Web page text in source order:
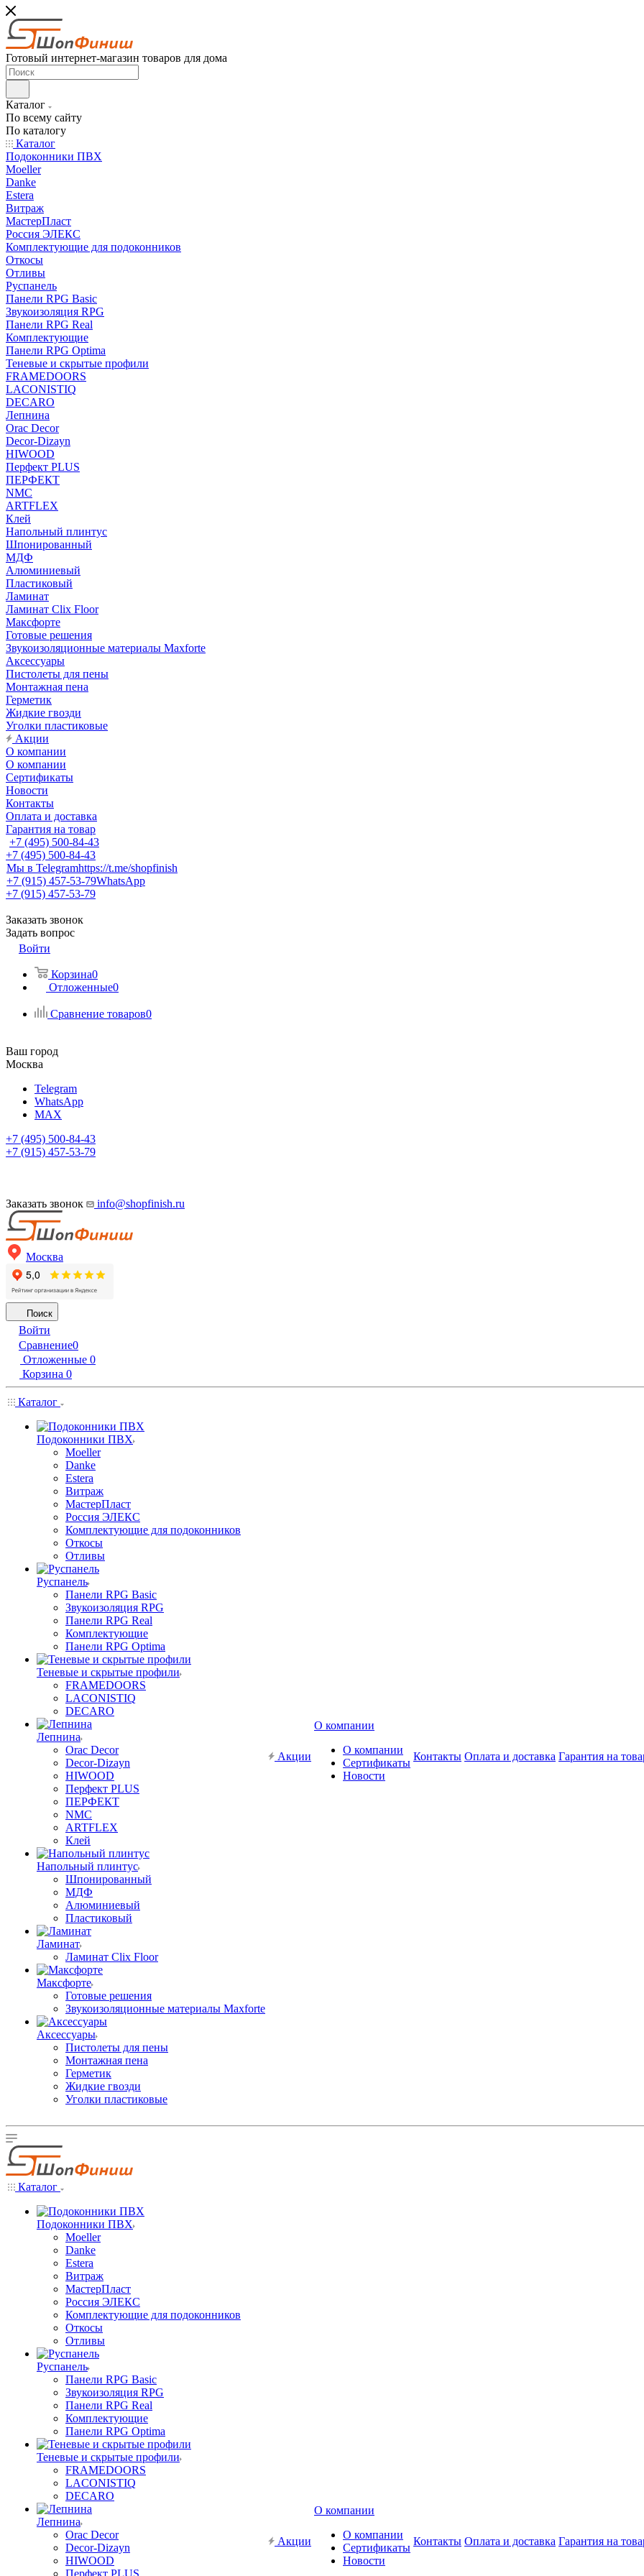
Готовый интернет-магазин товаров для дома
Каталог
По всему сайту
По каталогу
Каталог
Подоконники ПВХ
Moeller
Danke
Estera
Витраж
МастерПласт
Россия ЭЛЕКС
Комплектующие для подоконников
Откосы
Отливы
Руспанель
Панели RPG Basic
Звукоизоляция RPG
Панели RPG Real
Комплектующие
Панели RPG Optima
Теневые и скрытые профили
FRAMEDOORS
LACONISTIQ
DECARO
Лепнина
Orac Decor
Decor-Dizayn
HIWOOD
Перфект PLUS
ПЕРФЕКТ
NMC
ARTFLEX
Клей
Напольный плинтус
Шпонированный
МДФ
Алюминиевый
Пластиковый
Ламинат
Ламинат Clix Floor
Максфорте
Готовые решения
Звукоизоляционные материалы Maxforte
Аксессуары
Пистолеты для пены
Монтажная пена
Герметик
Жидкие гвозди
Уголки пластиковые
Акции
О компании
О компании
Сертификаты
Новости
Контакты
Оплата и доставка
Гарантия на товар
+7 (495) 500-84-43
+7 (495) 500-84-43
Мы в Telegramhttps://t.me/shopfinish
+7 (915) 457-53-79WhatsApp
+7 (915) 457-53-79
Заказать звонок
Задать вопрос
Войти
Корзина0
Отложенные0
Сравнение товаров0
Ваш город
Москва
Telegram
WhatsApp
MAX
+7 (495) 500-84-43
+7 (915) 457-53-79
Заказать звонок info@shopfinish.ru
Москва
Поиск
Войти
Сравнение0
Отложенные 0
Корзина 0
Каталог
Подоконники ПВХ
Moeller
Danke
Estera
Витраж
МастерПласт
Россия ЭЛЕКС
Комплектующие для подоконников
Откосы
Отливы
Руспанель
Панели RPG Basic
Звукоизоляция RPG
Панели RPG Real
Комплектующие
Панели RPG Optima
Теневые и скрытые профили
FRAMEDOORS
LACONISTIQ
DECARO
Лепнина
Orac Decor
Decor-Dizayn
HIWOOD
Перфект PLUS
ПЕРФЕКТ
NMC
ARTFLEX
Клей
Напольный плинтус
Шпонированный
МДФ
Алюминиевый
Пластиковый
Ламинат
Ламинат Clix Floor
Максфорте
Готовые решения
Звукоизоляционные материалы Maxforte
Аксессуары
Пистолеты для пены
Монтажная пена
Герметик
Жидкие гвозди
Уголки пластиковые
Акции
О компании
О компании
Сертификаты
Новости
Контакты Оплата и доставка Гарантия на
Каталог
Подоконники ПВХ
Moeller
Danke
Estera
Витраж
МастерПласт
Россия ЭЛЕКС
Комплектующие для подоконников
Откосы
Отливы
Руспанель
Панели RPG Basic
Звукоизоляция RPG
Панели RPG Real
Комплектующие
Панели RPG Optima
Теневые и скрытые профили
FRAMEDOORS
LACONISTIQ
DECARO
Лепнина
Orac Decor
Decor-Dizayn
HIWOOD
Перфект PLUS
Акции
О компании
О компании
Сертификаты
Новости
Контакты Оплата и доставка Гарантия на